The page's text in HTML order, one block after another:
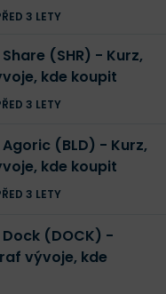
3 LETY
(SHR) - Kurz,
kde koupit
3 LETY
(BLD) - Kurz,
kde koupit
3 LETY
(DOCK) -
vývoje, kde